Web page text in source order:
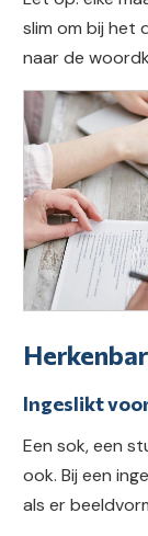
slim om bij het
naar de
Ingeslikt
Een sok, een
ook. Bij een
als er